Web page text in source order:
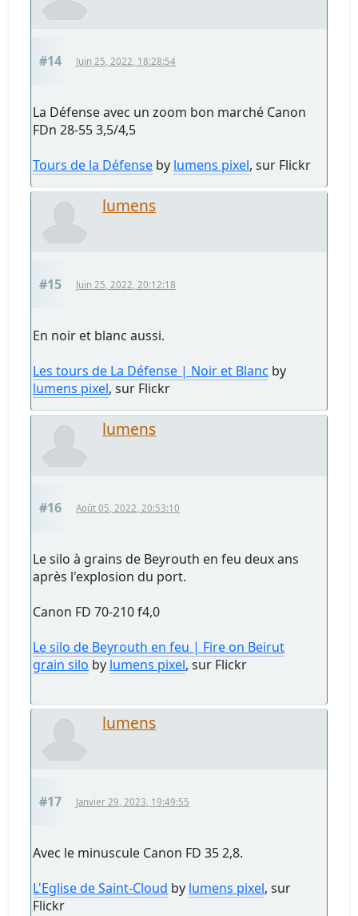
#14 Juin 25, 2022, 18:28:54
La Défense avec un zoom bon marché Canon
FDn 28-55 3,5/4,5
Tours de la Défense by lumens pixel, sur Flickr
lumens
#15 Juin 25, 2022, 20:12:18
En noir et blanc aussi.
Les tours de La Défense | Noir et Blanc by
lumens pixel, sur Flickr
lumens
#16 Août 05, 2022, 20:53:10
Le silo à grains de Beyrouth en feu deux ans
après l'explosion du port.
Canon FD 70-210 f4,0
Le silo de Beyrouth en feu | Fire on Beirut
grain silo by lumens pixel, sur Flickr
lumens
#17 Janvier 29, 2023, 19:49:55
Avec le minuscule Canon FD 35 2,8.
L'Eglise de Saint-Cloud by lumens pixel, sur
Flickr